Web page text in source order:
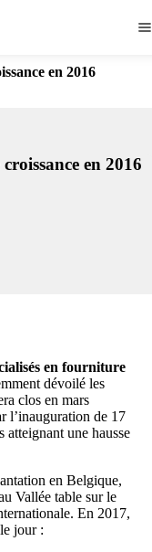
en 2016
en 2016
en fourniture
dévoilé les
clos en mars
l’inauguration de 17
atteignant une hausse
en Belgique,
Vallée table sur le
En 2017,
jour :